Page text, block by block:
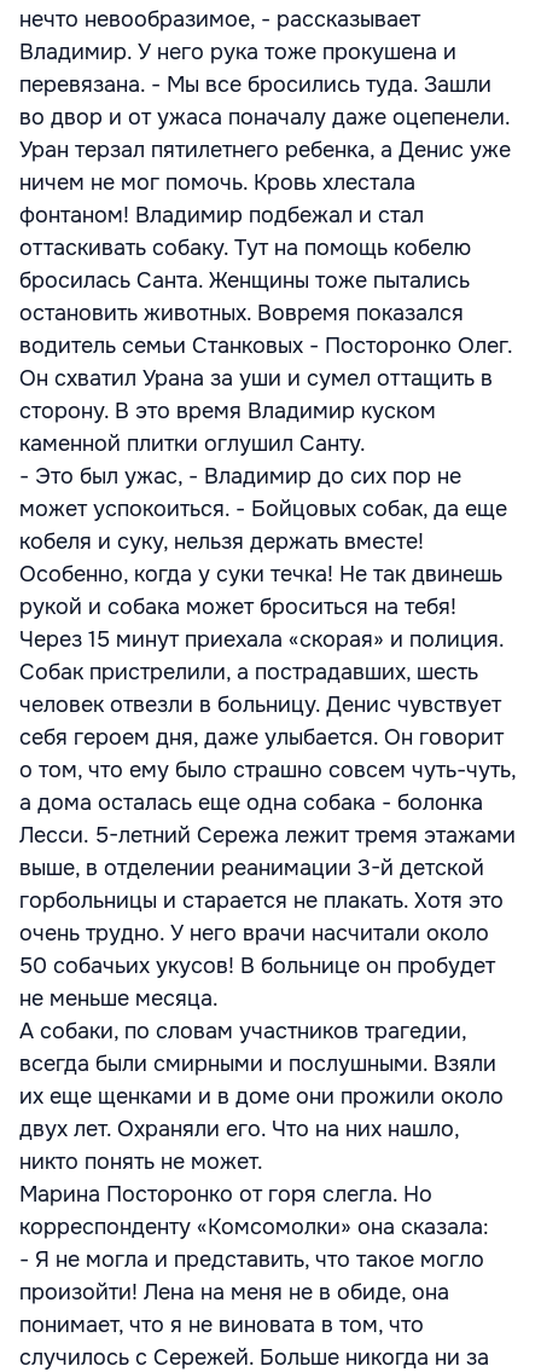
нечто невообразимое, - рассказывает
Владимир. У него рука тоже прокушена и
перевязана. - Мы все бросились туда. Зашли
во двор и от ужаса поначалу даже оцепенели.
Уран терзал пятилетнего ребенка, а Денис уже
ничем не мог помочь. Кровь хлестала
фонтаном! Владимир подбежал и стал
оттаскивать собаку. Тут на помощь кобелю
бросилась Санта. Женщины тоже пытались
остановить животных. Вовремя показался
водитель семьи Станковых - Посторонко Олег.
Он схватил Урана за уши и сумел оттащить в
сторону. В это время Владимир куском
каменной плитки оглушил Санту.
- Это был ужас, - Владимир до сих пор не
может успокоиться. - Бойцовых собак, да еще
кобеля и суку, нельзя держать вместе!
Особенно, когда у суки течка! Не так двинешь
рукой и собака может броситься на тебя!
Через 15 минут приехала «скорая» и полиция.
Собак пристрелили, а пострадавших, шесть
человек отвезли в больницу. Денис чувствует
себя героем дня, даже улыбается. Он говорит
о том, что ему было страшно совсем чуть-чуть,
а дома осталась еще одна собака - болонка
Лесси. 5-летний Сережа лежит тремя этажами
выше, в отделении реанимации 3-й детской
горбольницы и старается не плакать. Хотя это
очень трудно. У него врачи насчитали около
50 собачьих укусов! В больнице он пробудет
не меньше месяца.
А собаки, по словам участников трагедии,
всегда были смирными и послушными. Взяли
их еще щенками и в доме они прожили около
двух лет. Охраняли его. Что на них нашло,
никто понять не может.
Марина Посторонко от горя слегла. Но
корреспонденту «Комсомолки» она сказала:
- Я не могла и представить, что такое могло
произойти! Лена на меня не в обиде, она
понимает, что я не виновата в том, что
случилось с Сережей. Больше никогда ни за